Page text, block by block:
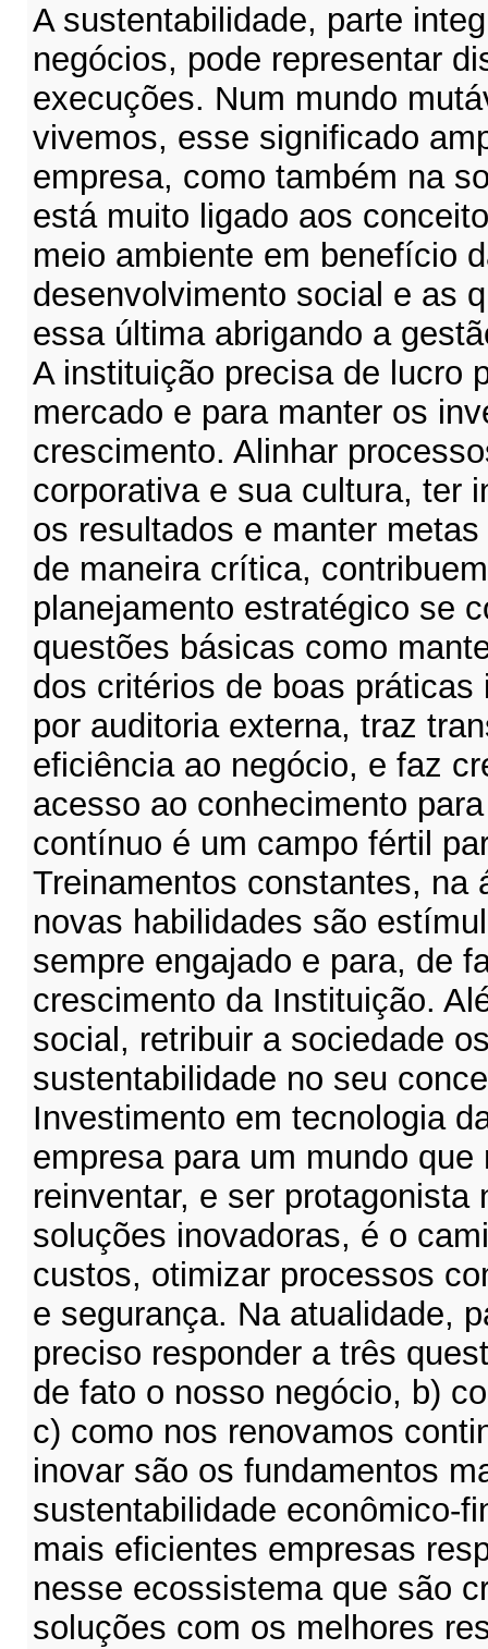
A sustentabilidade, parte
negócios, pode representar
execuções. Num mundo
vivemos, esse significado
empresa, como também na
está muito ligado aos
meio ambiente em benefício
desenvolvimento social e as
essa última abrigando a
A instituição precisa de lucro
mercado e para manter os
crescimento. Alinhar
corporativa e sua cultura, ter
os resultados e manter
de maneira crítica,
planejamento estratégico se
questões básicas como
dos critérios de boas
por auditoria externa, traz
eficiência ao negócio, e faz
acesso ao conhecimento
contínuo é um campo fértil
Treinamentos constantes, na
novas habilidades são
sempre engajado e para, de
crescimento da Instituição.
social, retribuir a sociedade
sustentabilidade no seu
Investimento em tecnologia
empresa para um mundo que
reinventar, e ser protagonista
soluções inovadoras, é o
custos, otimizar processos
e segurança. Na atualidade,
preciso responder a três
de fato o nosso negócio, b)
c) como nos renovamos
inovar são os fundamentos
sustentabilidade econômico-
mais eficientes empresas
nesse ecossistema que são
soluções com os melhores